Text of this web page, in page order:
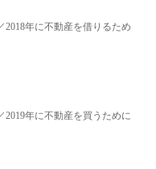
2018年に不動産を借りるため
2019年に不動産を買うために